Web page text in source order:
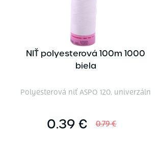
NIŤ polyesterová 100m 1000
biela
Polyesterová niť ASPO 120, univerzáln
0.39 € 0.79 €